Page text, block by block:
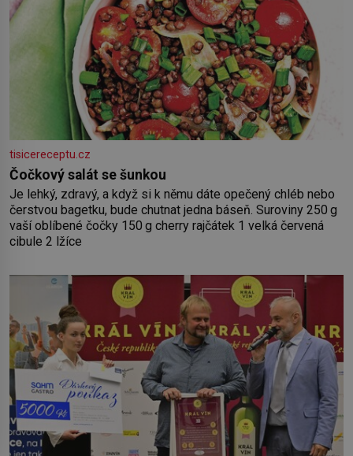
tisicereceptu.cz
Čočkový salát se šunkou
Je lehký, zdravý, a když si k němu dáte opečený chléb nebo
čerstvou bagetku, bude chutnat jedna báseň. Suroviny 250 g
vaší oblíbené čočky 150 g cherry rajčátek 1 velká červená
cibule 2 lžíce